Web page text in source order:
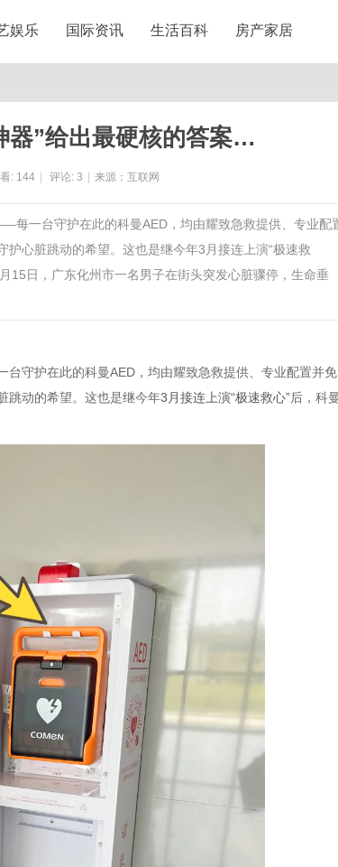
娱乐 国际资讯 生活百科 房产家居
器”给出最硬核的答案…
: 144 评论: 3 来源：互联网
每一台守护在此的科曼AED，均由耀致急救提供、专业配
心脏跳动的希望。这也是继今年3月接连上演“极速救
15日，广东化州市一名男子在街头突发心脏骤停，生命垂
守护在此的科曼AED，均由耀致急救提供、专业配置并
跳动的希望。这也是继今年3月接连上演“极速救心”后，科